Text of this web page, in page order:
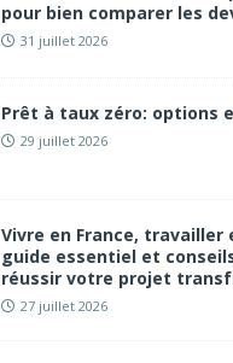
pour bien comparer les
31 juillet 2026
Prêt à taux zéro: options
29 juillet 2026
Vivre en France, travailler
guide essentiel et
réussir votre projet
27 juillet 2026